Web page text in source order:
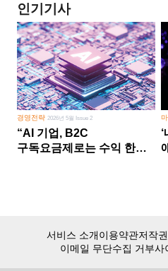
인기기사
경영전략 2026년 5월 Issue 2
“AI 기업, B2C
구독요금제로는 수익 한계
서비스 소개이용약관저작
이메일 무단수집 거부사